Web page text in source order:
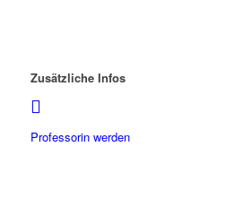
Zusätzliche Infos
Professorin werden